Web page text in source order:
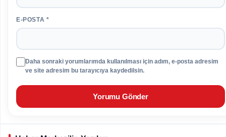
E-POSTA *
Daha sonraki yorumlarımda kullanılması için adım, e-posta adresim
ve site adresim bu tarayıcıya kaydedilsin.